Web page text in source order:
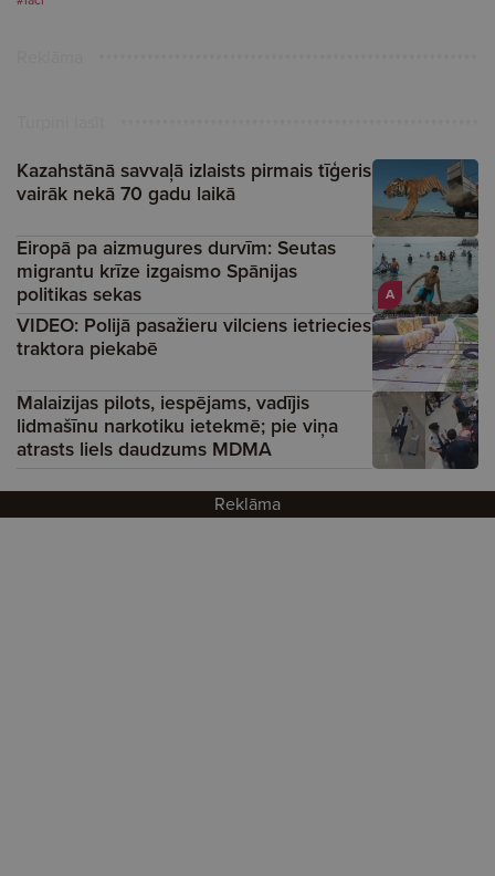
Kazahstānā savvaļā izlaists pirmais tīģeris
vairāk nekā 70 gadu laikā
A
Eiropā pa aizmugures durvīm: Seutas
migrantu krīze izgaismo Spānijas
politikas sekas
VIDEO: Polijā pasažieru vilciens ietriecies
traktora piekabē
Malaizijas pilots, iespējams, vadījis
lidmašīnu narkotiku ietekmē; pie viņa
atrasts liels daudzums MDMA
Reklāma